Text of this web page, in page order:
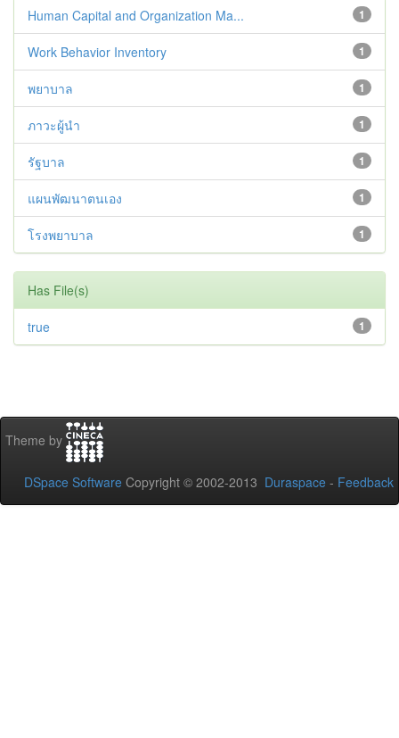
1
Human Capital and Organization Ma...
1
Work Behavior Inventory
1
พยาบาล
1
ภาวะผู้นำ
1
รัฐบาล
1
แผนพัฒนาตนเอง
1
โรงพยาบาล
Has File(s)
1
true
Theme by
DSpace Software Copyright © 2002-2013 Duraspace - Feedback